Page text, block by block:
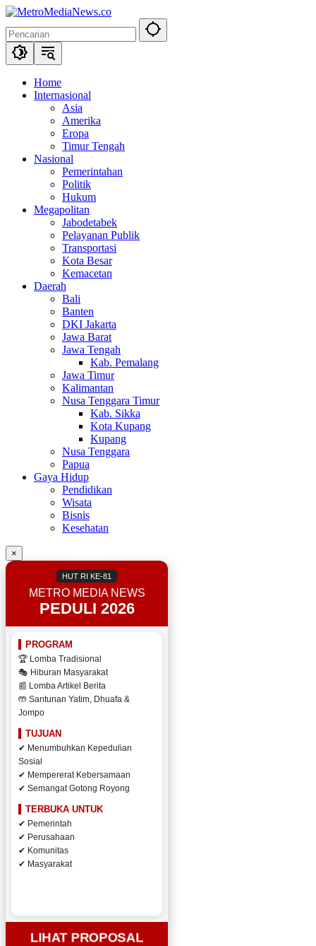
Langsung
konten
Home
Internasional
Asia
Amerika
Eropa
Timur Tengah
Nasional
Pemerintahan
Politik
Hukum
Megapolitan
Jabodetabek
Pelayanan Publik
Transportasi
Kota Besar
Kemacetan
Daerah
Bali
Banten
DKI Jakarta
Jawa Barat
Jawa Tengah
Kab. Pemalang
Jawa Timur
Kalimantan
Nusa Tenggara Timur
Kab. Sikka
Kota Kupang
Kupang
Nusa Tenggara
Papua
Gaya Hidup
Pendidikan
Wisata
Bisnis
Kesehatan
×
HUT RI KE-81
METRO MEDIA NEWS
PEDULI 2026
PROGRAM
🏆 Lomba Tradisional
🎭 Hiburan Masyarakat
📰 Lomba Artikel Berita
🤲 Santunan Yatim, Dhuafa &
Jompo
TUJUAN
✔ Menumbuhkan Kepedulian
Sosial
✔ Mempererat Kebersamaan
✔ Semangat Gotong Royong
TERBUKA UNTUK
✔ Pemerintah
✔ Perusahaan
✔ Komunitas
✔ Masyarakat
LIHAT PROPOSAL